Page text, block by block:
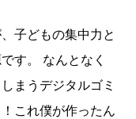
子どもの集中力と
す。 なんとなく
まうデジタルゴミ
これ僕が作ったん